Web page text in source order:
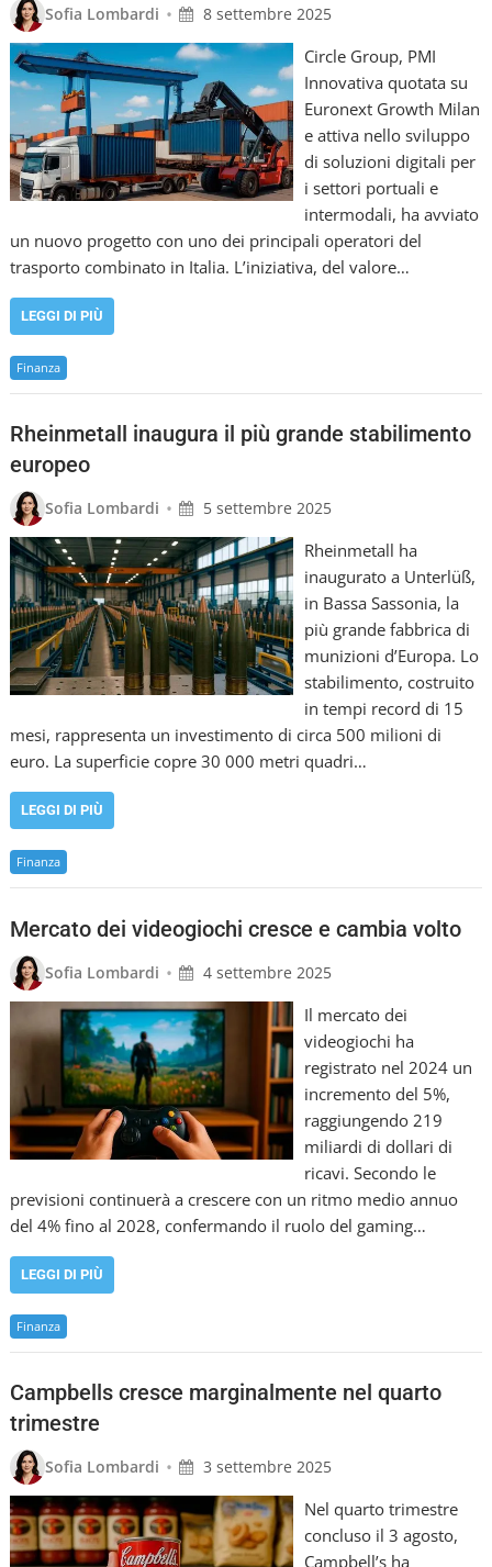
Sofia Lombardi • 8 settembre 2025
Circle Group, PMI
Innovativa quotata su
Euronext Growth Milan
e attiva nello sviluppo
di soluzioni digitali per
i settori portuali e
intermodali, ha avviato
un nuovo progetto con uno dei principali operatori del
trasporto combinato in Italia. L’iniziativa, del valore…
LEGGI DI PIÙ
Finanza
Rheinmetall inaugura il più grande stabilimento
europeo
Sofia Lombardi • 5 settembre 2025
Rheinmetall ha
inaugurato a Unterlüß,
in Bassa Sassonia, la
più grande fabbrica di
munizioni d’Europa. Lo
stabilimento, costruito
in tempi record di 15
mesi, rappresenta un investimento di circa 500 milioni di
euro. La superficie copre 30 000 metri quadri…
LEGGI DI PIÙ
Finanza
Mercato dei videogiochi cresce e cambia volto
Sofia Lombardi • 4 settembre 2025
Il mercato dei
videogiochi ha
registrato nel 2024 un
incremento del 5%,
raggiungendo 219
miliardi di dollari di
ricavi. Secondo le
previsioni continuerà a crescere con un ritmo medio annuo
del 4% fino al 2028, confermando il ruolo del gaming…
LEGGI DI PIÙ
Finanza
Campbells cresce marginalmente nel quarto
trimestre
Sofia Lombardi • 3 settembre 2025
Nel quarto trimestre
concluso il 3 agosto,
Campbell’s ha